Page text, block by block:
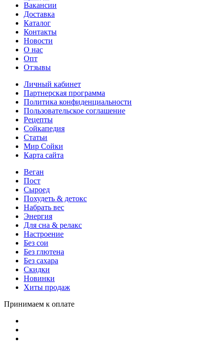
Вакансии
Доставка
Каталог
Контакты
Новости
О нас
Опт
Отзывы
Личный кабинет
Партнерская программа
Политика конфиденциальности
Пользовательское соглашение
Рецепты
Сойкапедия
Статьи
Мир Сойки
Карта сайта
Веган
Пост
Сыроед
Похудеть & детокс
Набрать вес
Энергия
Для сна & релакс
Настроение
Без сои
Без глютена
Без сахара
Скидки
Новинки
Хиты продаж
Принимаем к оплате